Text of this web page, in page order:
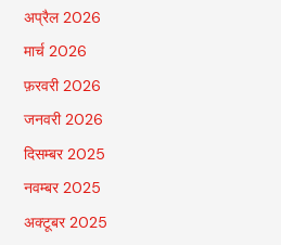
अप्रैल 2026
मार्च 2026
फ़रवरी 2026
जनवरी 2026
दिसम्बर 2025
नवम्बर 2025
अक्टूबर 2025